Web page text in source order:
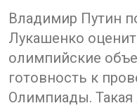
Владимир Путин
Лукашенко
олимпийские
готовность к
Олимпиады.